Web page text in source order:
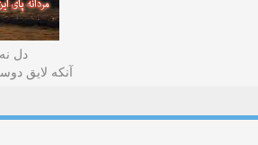
دل
آنکه لایق